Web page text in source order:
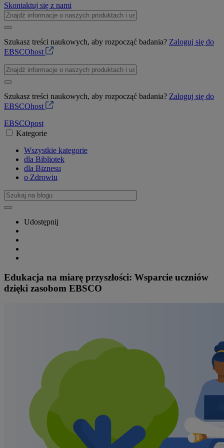
Skontaktuj się z nami
Szukasz treści naukowych, aby rozpocząć badania? Zaloguj się do
EBSCOhost
Szukasz treści naukowych, aby rozpocząć badania? Zaloguj się do
EBSCOhost
EBSCOpost
Kategorie
Wszystkie kategorie
dla Bibliotek
dla Biznesu
o Zdrowiu
Udostępnij
Edukacja na miarę przyszłości: Wsparcie uczniów
dzięki zasobom EBSCO